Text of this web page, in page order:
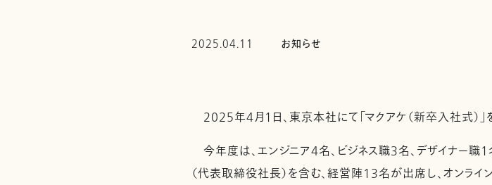
2025.04.11 お知らせ
2025年4月1日、東京本社にて「マクアケ（新卒入社式）」
今年度は、エンジニア4名、ビジネス職3名、デザイナー
（代表取締役社長）を含む、経営陣13名が出席し、オンラ